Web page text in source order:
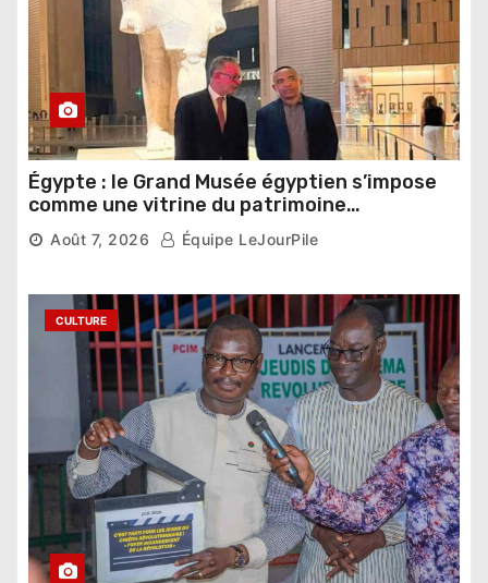
Égypte : le Grand Musée égyptien s’impose
comme une vitrine du patrimoine
pharaonique auprès des dirigeants
étrangers
Août 7, 2026 Équipe LeJourPile
CULTURE